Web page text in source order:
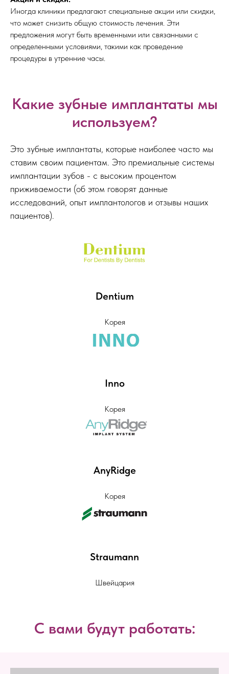
Иногда клиники предлагают специальные акции или скидки,
что может снизить общую стоимость лечения. Эти
предложения могут быть временными или связанными с
определенными условиями, такими как проведение
процедуры в утренние часы.
Какие зубные имплантаты мы
используем?
Это зубные имплантаты, которые наиболее часто мы
ставим своим пациентам. Это премиальные системы
имплантации зубов - с высоким процентом
приживаемости (об этом говорят данные
исследований, опыт имплантологов и отзывы наших
пациентов).
Dentium
Корея
Inno
Корея
AnyRidge
Корея
Straumann
Швейцария
С вами будут работать: